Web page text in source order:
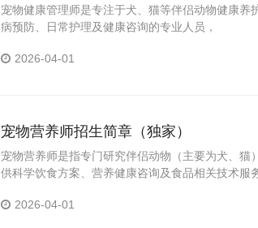
宠物健康管理师是专注于犬、猫等伴侣动物健康养
病预防、日常护理及健康咨询的专业人员，
2026-04-01
宠物营养师招生简章（独家）
宠物营养师是指专门研究伴侣动物（主要为犬、猫
供科学饮食方案、营养健康咨询及食品相关技术服
2026-04-01